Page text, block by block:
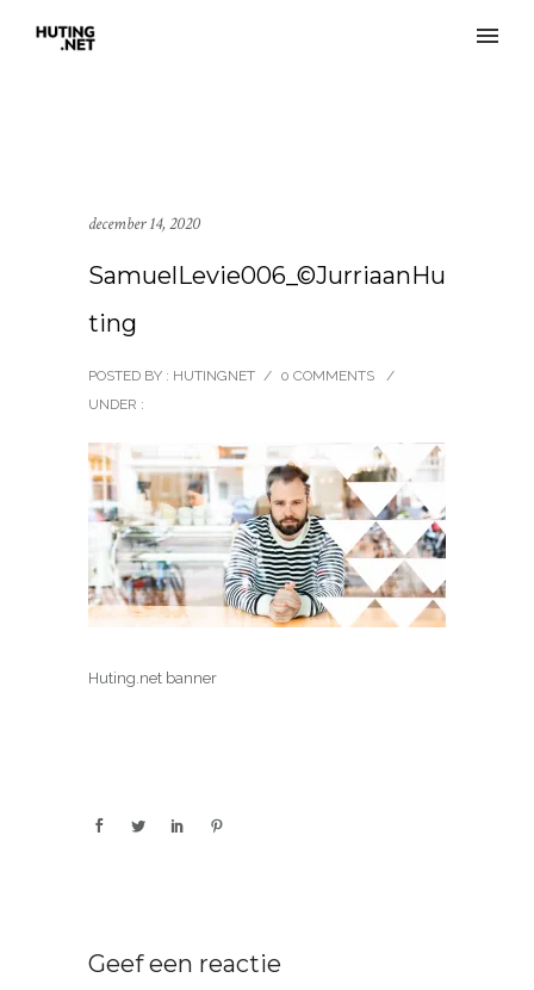
december 14, 2020
SamuelLevie006_©JurriaanHu
ting
POSTED BY : HUTINGNET / 0 COMMENTS
/
UNDER :
Huting.net banner
Geef een reactie